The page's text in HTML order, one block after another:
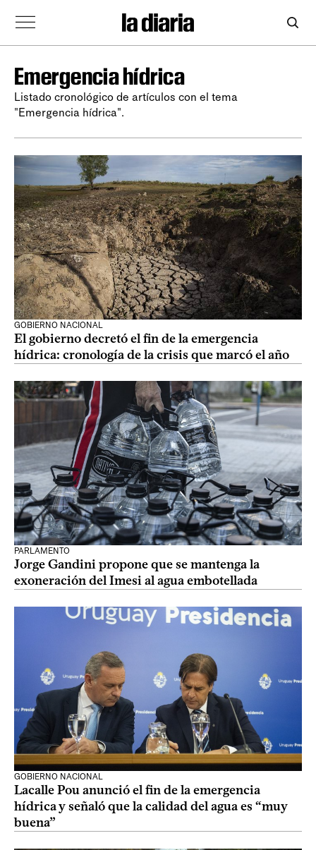
Emergencia hídrica
Listado cronológico de artículos con el tema
"Emergencia hídrica".
GOBIERNO NACIONAL
El gobierno decretó el fin de la emergencia
hídrica: cronología de la crisis que marcó el año
PARLAMENTO
Jorge Gandini propone que se mantenga la
exoneración del Imesi al agua embotellada
GOBIERNO NACIONAL
Lacalle Pou anunció el fin de la emergencia
hídrica y señaló que la calidad del agua es “muy
buena”